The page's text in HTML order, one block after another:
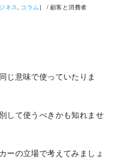
ネス, コラム］ / 顧客と消費者
じ意味で使っていたりま
して使うべきかも知れませ
ーの立場で考えてみましょ